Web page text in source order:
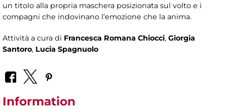
un titolo alla propria maschera posizionata sul volto e i
compagni che indovinano l’emozione che la anima.
Attività a cura di Francesca Romana Chiocci, Giorgia
Santoro, Lucia Spagnuolo
Information